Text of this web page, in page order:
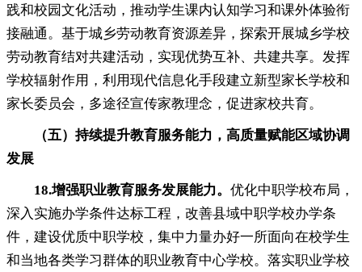
践和校园文化活动，推动学生课内认知学习和课外体验衔
接融通。 基于城乡劳动教育资源差异，探索开展城乡学校
劳动教育结对共建活动 ， 实现优势互补、共建共享。发挥
学校辐射作用 ， 利用现代信息化手段建立新型家长学校和
家长委员会，多途径宣传家教理念 ， 促进家校共育。
（五）持续提升教育服务能力 ， 高质量赋能区域协调
发展
18.增强职业教育服务发展能力。 优化中职学校布局 ，
深入实施办学条件达标工程，改善县域中职学校办学条
件 ， 建设优质中职学校，集中力量办好一所面向在校学生
和当地各类学习群体的职业教育中心学校。 落实职业学校